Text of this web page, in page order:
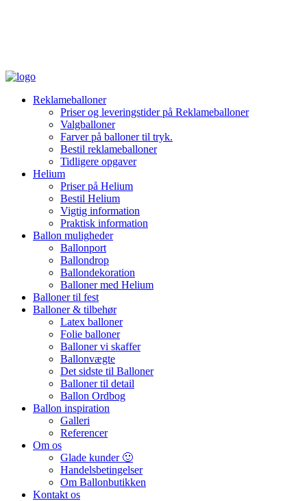
Reklameballoner
Priser og leveringstider på Reklameballoner
Valgballoner
Farver på balloner til tryk.
Bestil reklameballoner
Tidligere opgaver
Helium
Priser på Helium
Bestil Helium
Vigtig information
Praktisk information
Ballon muligheder
Ballonport
Ballondrop
Ballondekoration
Balloner med Helium
Balloner til fest
Balloner & tilbehør
Latex balloner
Folie balloner
Balloner vi skaffer
Ballonvægte
Det sidste til Balloner
Balloner til detail
Ballon Ordbog
Ballon inspiration
Galleri
Referencer
Om os
Glade kunder 🙂
Handelsbetingelser
Om Ballonbutikken
Kontakt os